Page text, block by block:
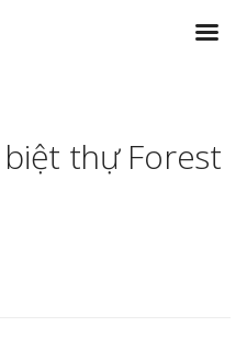
thự Forest